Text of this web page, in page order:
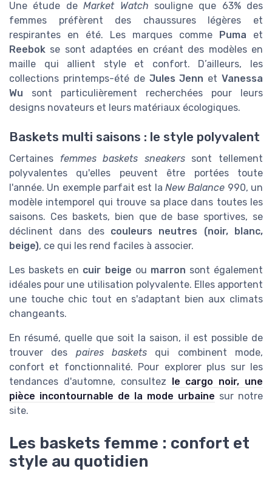
Une étude deMarket Watch souligne que 63% des
femmes préfèrent des chaussures légères et
respirantes en été. Les marques comme Puma et
Reebok se sont adaptées en créant des modèles en
maille qui allient style et confort. D’ailleurs, les
collections printemps-été de Jules Jenn etVanessa
Wu sont particulièrement recherchées pour leurs
designs novateurs et leurs matériaux écologiques.
Baskets multi saisons : le style polyvalent
Certaines femmes baskets sneakerssont tellement
polyvalentes qu'elles peuvent être portées toute
l'année. Un exemple parfait est la New Balance 990, un
modèle intemporel qui trouve sa place dans toutes les
saisons. Ces baskets, bien que de base sportives, se
déclinent dans des couleurs neutres (noir, blanc,
beige), ce qui les rend faciles à associer.
Les baskets en cuir beige ou marron sont également
idéales pour une utilisation polyvalente. Elles apportent
une touche chic tout en s'adaptant bien aux climats
changeants.
En résumé, quelle que soit la saison, il est possible de
trouver des paires baskets qui combinent mode,
confort et fonctionnalité. Pour explorer plus sur les
tendances d'automne, consultez le cargo noir, une
pièce incontournable de la mode urbaine sur notre
site.
Les baskets femme : confort et
style au quotidien